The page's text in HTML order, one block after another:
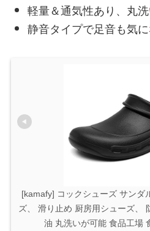
軽量＆通気性あり、丸
静音タイプで足音も気
[kamafy] コックシューズ サンダ
ズ、 滑り止め 厨房用シューズ、
油 丸洗いが可能 食品工場